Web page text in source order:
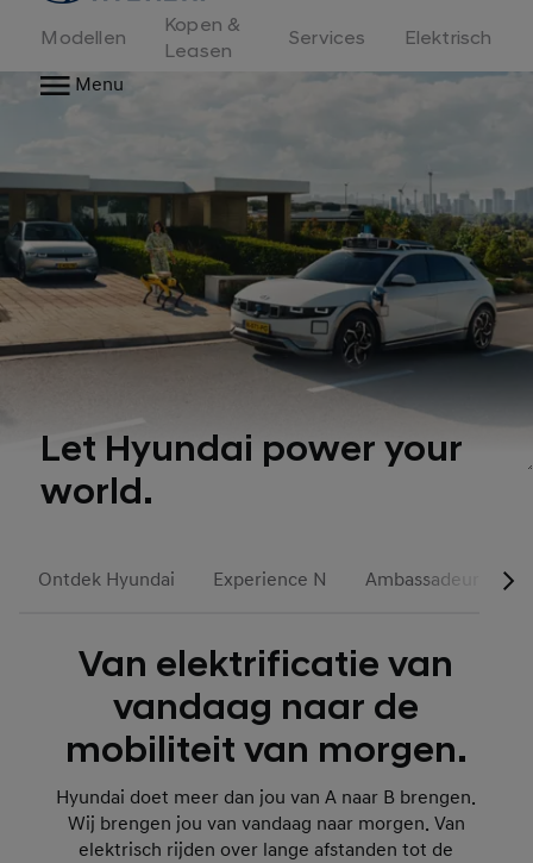
Modellen
Kopen &
Leasen
Services
Elektrisch
Menu
Let Hyundai power your
world.
Ontdek Hyundai Experience N Ambassadeurs &
Van elektrificatie van
vandaag naar de
mobiliteit van morgen.
Hyundai doet meer dan jou van A naar B brengen.
Wij brengen jou van vandaag naar morgen. Van
elektrisch rijden over lange afstanden tot de